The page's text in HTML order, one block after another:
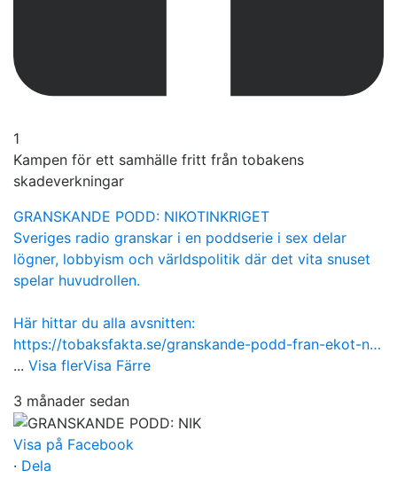
1
Kampen för ett samhälle fritt från tobakens
skadeverkningar
GRANSKANDE PODD: NIKOTINKRIGET
Sveriges radio granskar i en poddserie i sex delar
lögner, lobbyism och världspolitik där det vita snuset
spelar huvudrollen.
Här hittar du alla avsnitten:
https://tobaksfakta.se/granskande-podd-fran-ekot-n…
... Visa flerVisa Färre
3 månader sedan
Visa på Facebook
· Dela